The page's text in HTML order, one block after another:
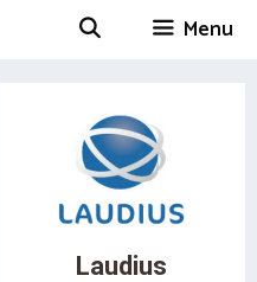
Menu
Laudius